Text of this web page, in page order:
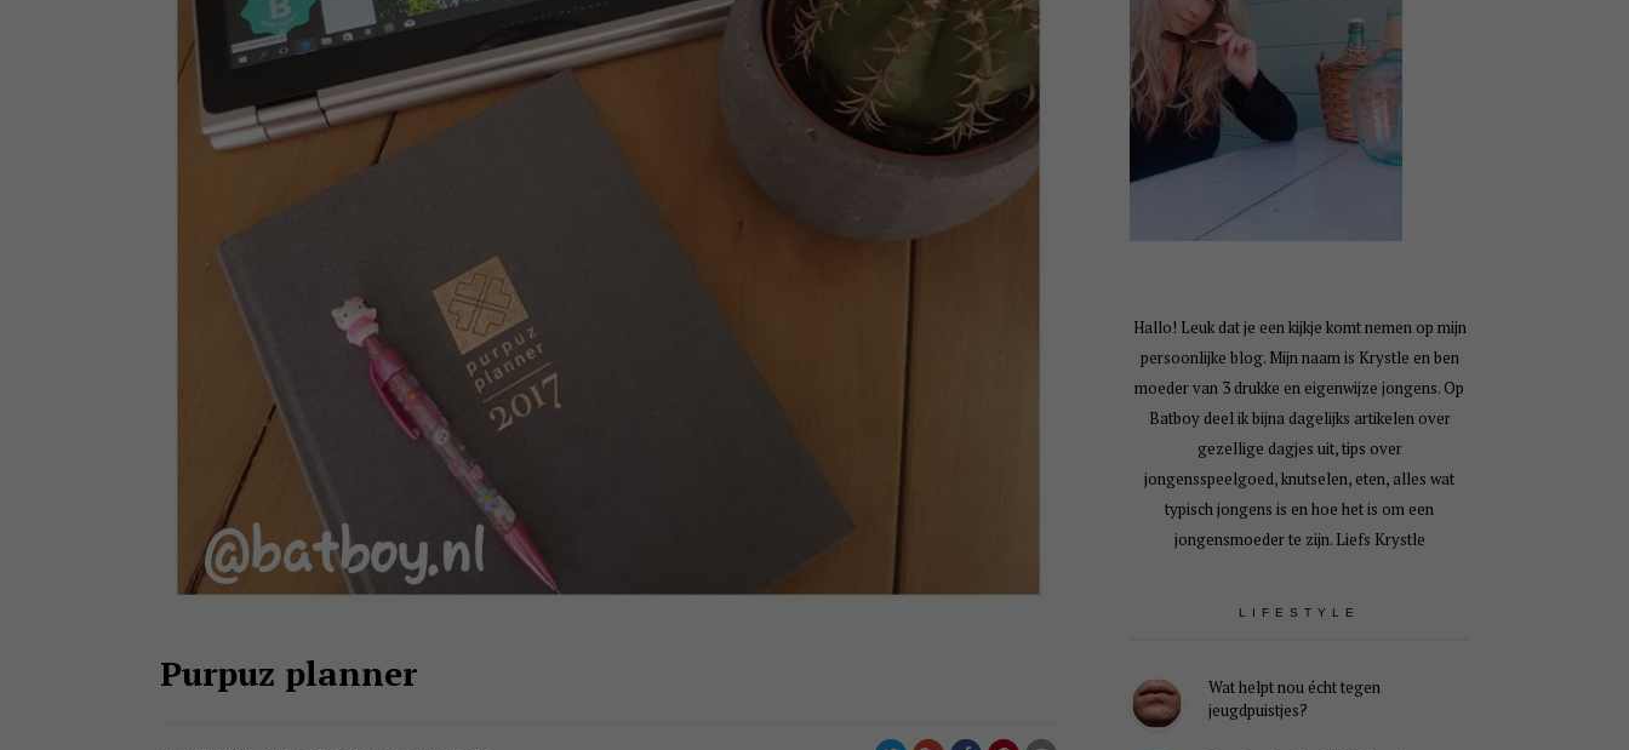
Purpuz planner
Hallo! Leuk dat je een kijkje komt nemen op mijn
persoonlijke blog. Mijn naam is Krystle en ben
moeder van 3 drukke en eigenwijze jongens. Op
Batboy deel ik bijna dagelijks artikelen over
gezellige dagjes uit, tips over
jongensspeelgoed, knutselen, eten, alles wat
typisch jongens is en hoe het is om een
jongensmoeder te zijn. Liefs Krystle
LIFESTYLE
Wat helpt nou écht tegen
jeugdpuistjes?